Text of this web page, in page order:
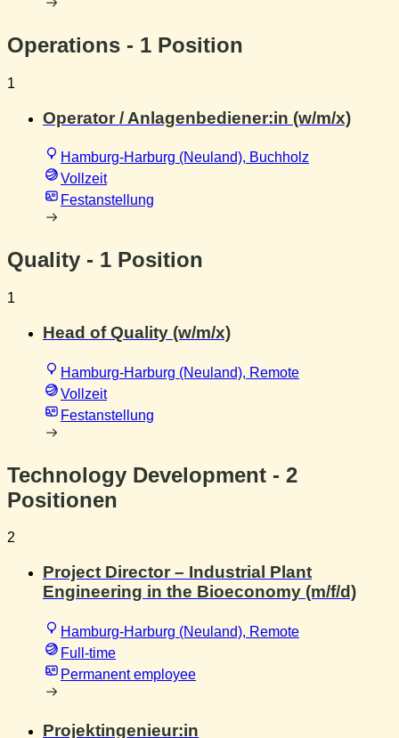
Operations - 1 Position
1
Operator / Anlagenbediener:in (w/m/x)
Hamburg-Harburg (Neuland), Buchholz
Vollzeit
Festanstellung
Quality - 1 Position
1
Head of Quality (w/m/x)
Hamburg-Harburg (Neuland), Remote
Vollzeit
Festanstellung
Technology Development - 2
Positionen
2
Project Director – Industrial Plant
Engineering in the Bioeconomy (m/f/d)
Hamburg-Harburg (Neuland), Remote
Full-time
Permanent employee
Projektingenieur:in